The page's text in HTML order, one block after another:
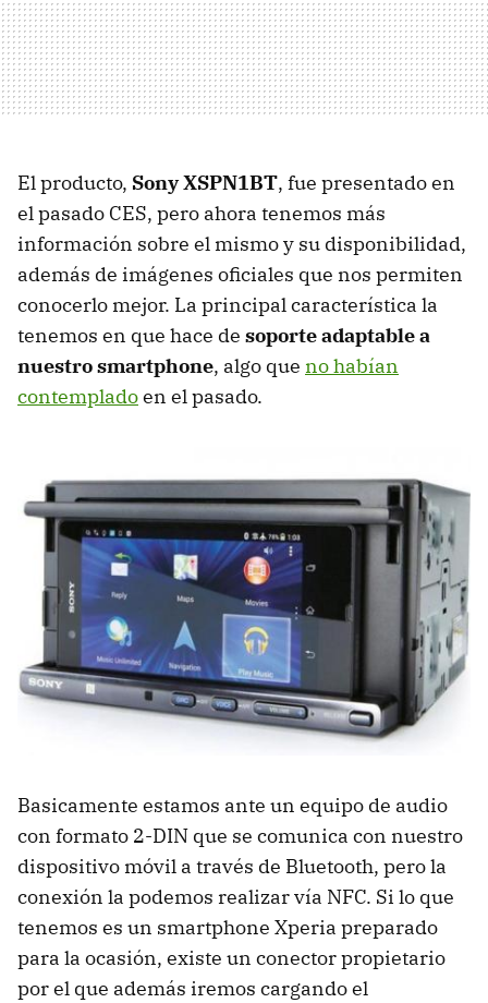
El producto, Sony XSPN1BT, fue presentado en
el pasado CES, pero ahora tenemos más
información sobre el mismo y su disponibilidad,
además de imágenes oficiales que nos permiten
conocerlo mejor. La principal característica la
tenemos en que hace de soporte adaptable a
nuestro smartphone, algo que no habían
contempladoen el pasado.
Basicamente estamos ante un equipo de audio
con formato 2-DIN que se comunica con nuestro
dispositivo móvil a través de Bluetooth, pero la
conexión la podemos realizar vía NFC. Si lo que
tenemos es un smartphone Xperia preparado
para la ocasión, existe un conector propietario
por el que además iremos cargando el